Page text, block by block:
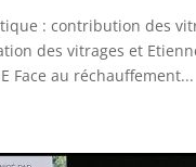
: contribution des
des vitrages et
Face au réchauffement...